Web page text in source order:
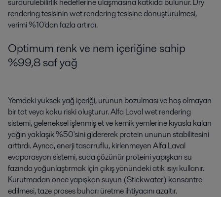
rendering tesisinin wet rendering tesisine dönüştürülmesi,
verimi %10'dan fazla artırdı.
Optimum renk ve nem içeriğine sahip
%99,8 saf yağ
Yemdeki yüksek yağ içeriği, ürünün bozulması ve hoş olmayan
bir tat veya koku riski oluşturur. Alfa Laval wet rendering
sistemi, geleneksel işlenmiş et ve kemik yemlerine kıyasla kalan
yağın yaklaşık %50'sini gidererek protein ununun stabilitesini
arttırdı. Ayrıca, enerji tasarruflu, kirlenmeyen Alfa Laval
evaporasyon sistemi, suda çözünür proteini yapışkan su
fazında yoğunlaştırmak için çıkış yönündeki atık ısıyı kullanır.
Kurutmadan önce yapışkan suyun (Stickwater) konsantre
edilmesi, taze proses buharı üretme ihtiyacını azaltır.